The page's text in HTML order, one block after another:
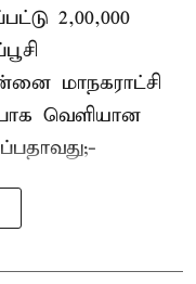
2,00,000
மாநகராட்சி
வெளியான